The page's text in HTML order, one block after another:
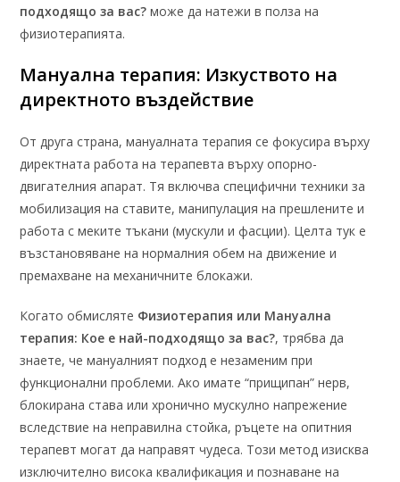
подходящо за вас? може да натежи в полза на
физиотерапията.
Мануална терапия: Изкуството на
директното въздействие
От друга страна, мануалната терапия се фокусира върху
директната работа на терапевта върху опорно-
двигателния апарат. Тя включва специфични техники за
мобилизация на ставите, манипулация на прешлените и
работа с меките тъкани (мускули и фасции). Целта тук е
възстановяване на нормалния обем на движение и
премахване на механичните блокажи.
Когато обмисляте Физиотерапия или Мануална
терапия: Кое е най-подходящо за вас?, трябва да
знаете, че мануалният подход е незаменим при
функционални проблеми. Ако имате “прищипан” нерв,
блокирана става или хронично мускулно напрежение
вследствие на неправилна стойка, ръцете на опитния
терапевт могат да направят чудеса. Този метод изисква
изключително висока квалификация и познаване на